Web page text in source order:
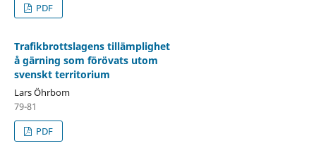
PDF
Trafikbrottslagens tillämplighet
å gärning som förövats utom
svenskt territorium
Lars Öhrbom
79-81
PDF